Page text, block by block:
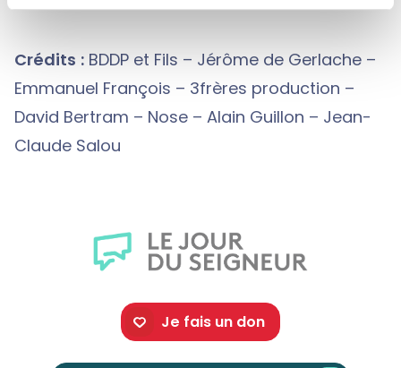
Crédits : BDDP et Fils – Jérôme de Gerlache –
Emmanuel François – 3frères production –
David Bertram – Nose – Alain Guillon – Jean-
Claude Salou
Je fais un don